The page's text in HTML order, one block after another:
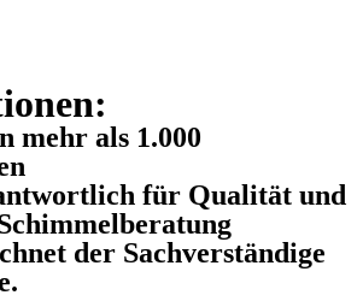
mehr als 1.000
für Qualität und
der Sachverständige